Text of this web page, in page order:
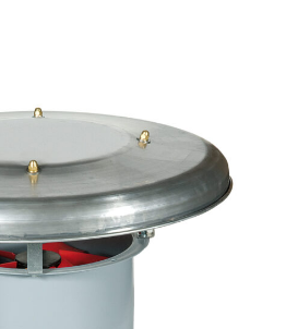
lighting and electrical
and need